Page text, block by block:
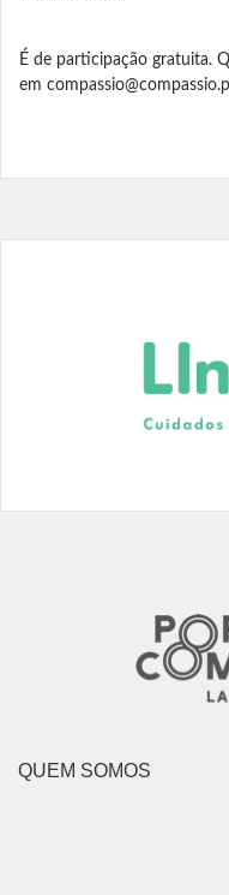
É de participação gratuita.
em
QUEM SOMOS